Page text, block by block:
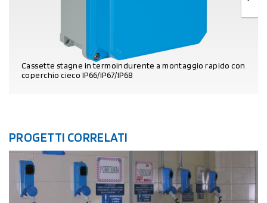
Cassette stagne in termoindurente a montaggio rapido con
coperchio cieco IP66/IP67/IP68
PROGETTI CORRELATI